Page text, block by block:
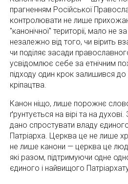
прагненням Російської
контролювати не лише
"канонічної" території, мало не
незалежно від того, чи вірить
чи поділяє засади
усвідомлює себе за етнічним
підходу один крок залишився до
кріпацтва.
Канон ніщо, лише порожнє
ґрунтується на вірі та на
дано спростувати владу
Патріарха. Церква це не лише
не лише канони — церква це
які разом, підтримуючи одне
єдиного і найвищого